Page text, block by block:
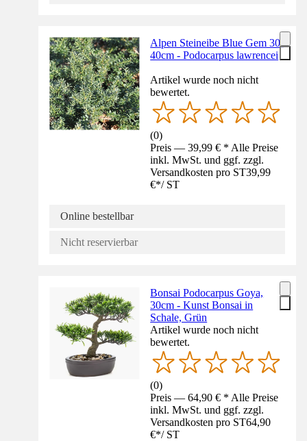
Alpen Steineibe Blue Gem 30-
40cm - Podocarpus lawrencei
Artikel wurde noch nicht
bewertet.
(0)
Preis — 39,99 € * Alle Preise
inkl. MwSt. und ggf. zzgl.
Versandkosten pro ST39,99
€*/ ST
Online bestellbar
Nicht reservierbar
Bonsai Podocarpus Goya,
30cm - Kunst Bonsai in
Schale, Grün
Artikel wurde noch nicht
bewertet.
(0)
Preis — 64,90 € * Alle Preise
inkl. MwSt. und ggf. zzgl.
Versandkosten pro ST64,90
€*/ ST